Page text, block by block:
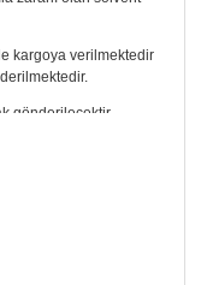
kargoya verilmektedir
gönderilecektir.
ile birlikte
istiyorsanız bizi
bize telefon